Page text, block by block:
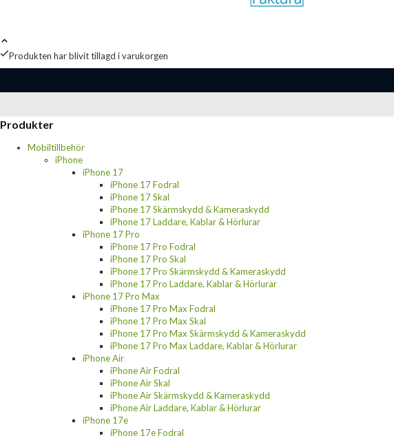
Produkten har blivit tillagd i varukorgen
Produkter
Mobiltillbehör
iPhone
iPhone 17
iPhone 17 Fodral
iPhone 17 Skal
iPhone 17 Skärmskydd & Kameraskydd
iPhone 17 Laddare, Kablar & Hörlurar
iPhone 17 Pro
iPhone 17 Pro Fodral
iPhone 17 Pro Skal
iPhone 17 Pro Skärmskydd & Kameraskydd
iPhone 17 Pro Laddare, Kablar & Hörlurar
iPhone 17 Pro Max
iPhone 17 Pro Max Fodral
iPhone 17 Pro Max Skal
iPhone 17 Pro Max Skärmskydd & Kameraskydd
iPhone 17 Pro Max Laddare, Kablar & Hörlurar
iPhone Air
iPhone Air Fodral
iPhone Air Skal
iPhone Air Skärmskydd & Kameraskydd
iPhone Air Laddare, Kablar & Hörlurar
iPhone 17e
iPhone 17e Fodral